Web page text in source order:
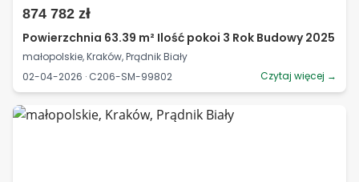
874 782 zł
Powierzchnia 63.39 m² Ilość pokoi 3 Rok Budowy 2025
małopolskie, Kraków, Prądnik Biały
02-04-2026 · C206-SM-99802
Czytaj więcej →